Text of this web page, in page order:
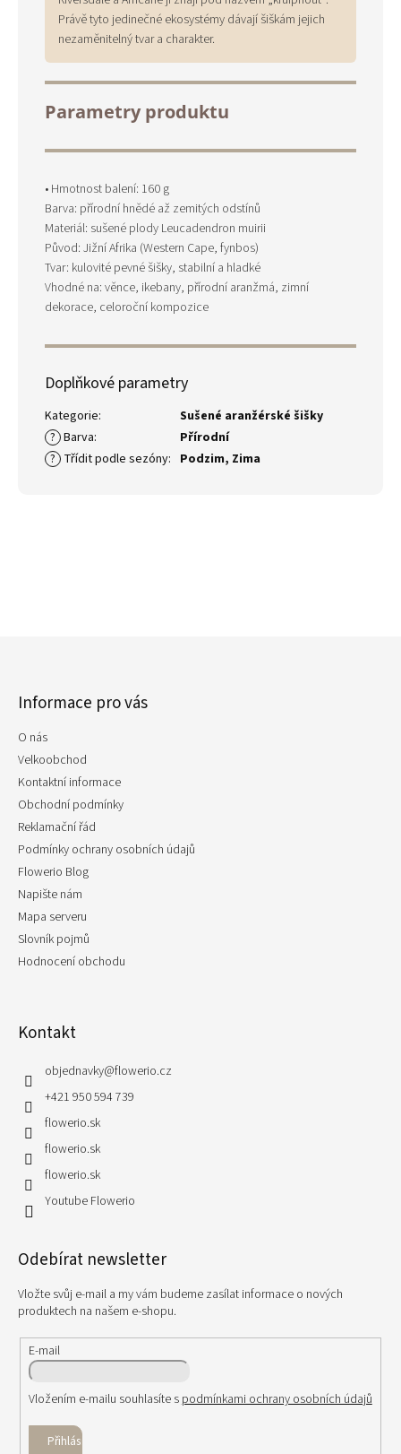
Právě tyto jedinečné ekosystémy dávají šiškám jejich
nezaměnitelný tvar a charakter.
Parametry produktu
• Hmotnost balení: 160 g
Barva: přírodní hnědé až zemitých odstínů
Materiál: sušené plody Leucadendron muirii
Původ: Jižní Afrika (Western Cape, fynbos)
Tvar: kulovité pevné šišky, stabilní a hladké
Vhodné na: věnce, ikebany, přírodní aranžmá, zimní
dekorace, celoroční kompozice
Doplňkové parametry
Kategorie:
Sušené aranžérské šišky
? Barva:
Přírodní
? Třídit podle sezóny: Podzim, Zima
Informace pro vás
O nás
Velkoobchod
Kontaktní informace
Obchodní podmínky
Reklamační řád
Podmínky ochrany osobních údajů
Flowerio Blog
Napište nám
Mapa serveru
Slovník pojmů
Hodnocení obchodu
Kontakt
objednavky@flowerio.cz
+421 950 594 739
flowerio.sk
flowerio.sk
flowerio.sk
Youtube Flowerio
Odebírat newsletter
Vložte svůj e-mail a my vám budeme zasílat informace o nových
produktech na našem e-shopu.
E-mail
Vložením e-mailu souhlasíte spodmínkami ochrany osobních údajů
Přihlásit